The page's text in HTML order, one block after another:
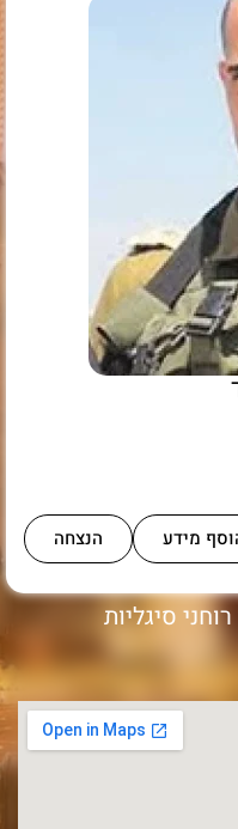
מידע הנצחה
סיגליות